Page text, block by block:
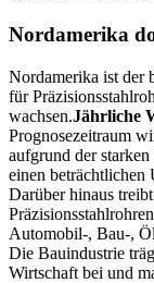
Nordamerika
Nordamerika ist der
für
wachsen.Jährliche
Prognosezeitraum
aufgrund der
einen beträchtlichen
Darüber hinaus
Automobil-, Bau-,
Die Bauindustrie
Wirtschaft bei und